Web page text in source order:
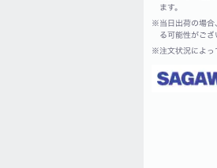
ます。
※ 当日出荷の場
る可能性がござ
※注文状況によっ